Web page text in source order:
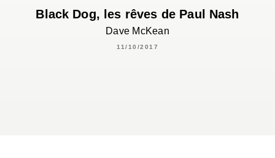
Black Dog, les rêves de Paul Nash
Dave McKean
11/10/2017